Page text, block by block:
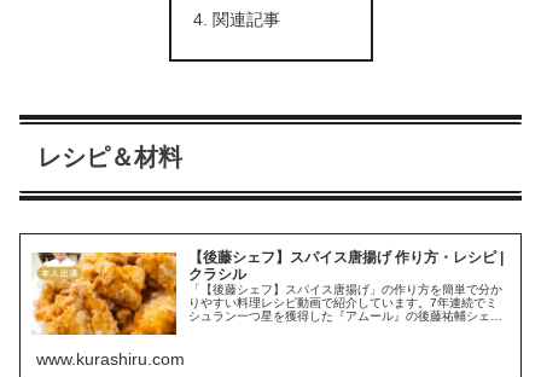
関連記事
レシピ＆材料
【後藤シェフ】スパイス唐揚げ 作り方・レシピ |
クラシル
「【後藤シェフ】スパイス唐揚げ」の作り方を簡単で分か
りやすい料理レシピ動画で紹介しています。7年連続でミ
シュラン一つ星を獲得した『アムール』の後藤祐輔シェフ
www.kurashiru.com